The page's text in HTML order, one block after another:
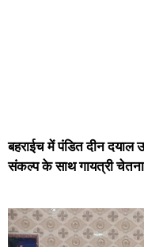
बहराईच में पंडित दीन दयाल
संकल्प के साथ गायत्री